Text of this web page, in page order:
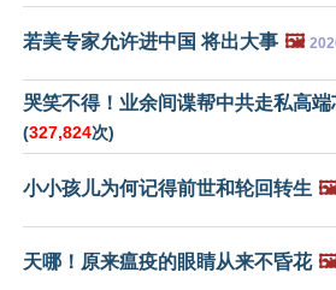
若美专家允许进中国 将出大事 🖼️
哭笑不得！业余间谍帮中共走私高端
(327,824次)
小小孩儿为何记得前世和轮回转生
天哪！原来瘟疫的眼睛从来不昏花